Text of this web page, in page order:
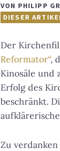
VON PHILIPP
DIESER
Der
Reformator“,
Kinosäle und
Erfolg des
beschränkt.
Zu